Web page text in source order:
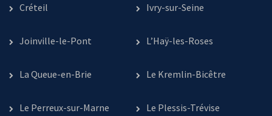
Créteil Ivry-sur-Seine
Joinville-le-Pont L’Haÿ-les-Roses
La Queue-en-Brie Le Kremlin-Bicêtre
Le Perreux-sur-Marne Le Plessis-Trévise